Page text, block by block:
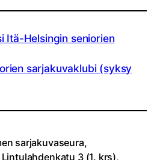
Itä-Helsingin seniorien
sarjakuvaklubi (syksy
sarjakuvaseura,
3 (1. krs),